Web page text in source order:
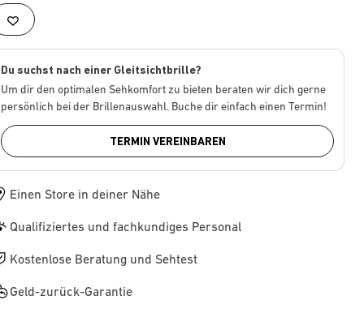
Du suchst nach einer Gleitsichtbrille?
Um dir den optimalen Sehkomfort zu bieten beraten wir dich gerne
persönlich bei der Brillenauswahl. Buche dir einfach einen Termin!
TERMIN VEREINBAREN
Einen Store in deiner Nähe
Qualifiziertes und fachkundiges Personal
Kostenlose Beratung und Sehtest
Geld-zurück-Garantie